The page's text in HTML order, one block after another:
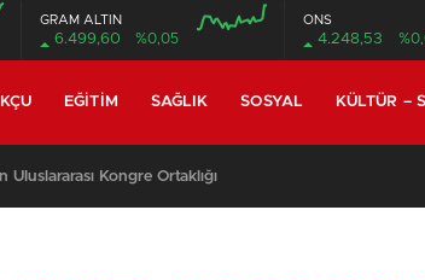
GRAM ALTIN
6.499,60 %0,05
ONS
4.248,53
İKÇU EĞITIM SAĞLIK SOSYAL KÜLTÜR –
Tekindal’ın Makalesi En Çok Görüntülenen Yayınlar